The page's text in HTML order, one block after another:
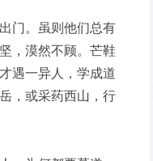
门。虽则他们总有
，漠然不顾。芒鞋
遇一异人，学成道
，或采药西山，行